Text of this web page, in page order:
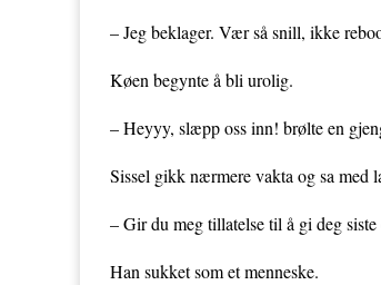
– Jeg beklager. Vær så snill, ikke
Køen begynte å bli urolig.
– Heyyy, slæpp oss inn! brølte en
Sissel gikk nærmere vakta og sa med
– Gir du meg tillatelse til å gi deg
Han sukket som et menneske.